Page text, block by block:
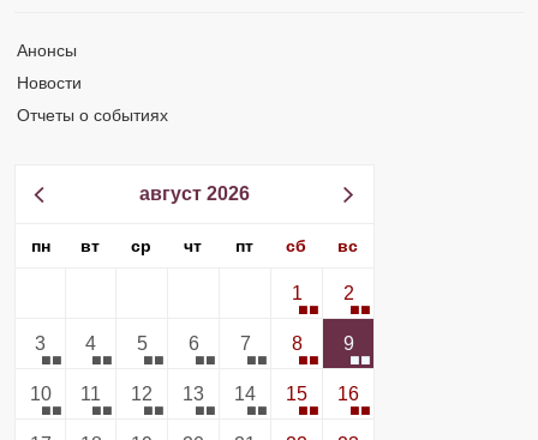
Анонсы
Новости
Отчеты о событиях
август 2026
пн вт ср чт пт сб вс
1 2
3 4 5 6 7 8 9
10 11 12 13 14 15 16